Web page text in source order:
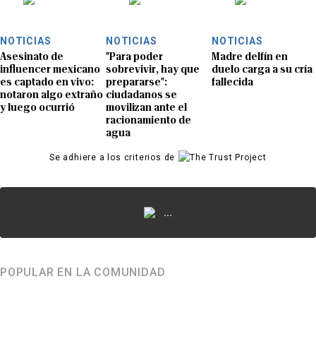
NOTICIAS
Asesinato de
influencer mexicano
es captado en vivo:
notaron algo extraño
y luego ocurrió
NOTICIAS
"Para poder
sobrevivir, hay que
prepararse":
ciudadanos se
movilizan ante el
racionamiento de
agua
NOTICIAS
Madre delfín en
duelo carga a su cría
fallecida
Se adhiere a los criterios de
...
POPULAR EN LA COMUNIDAD